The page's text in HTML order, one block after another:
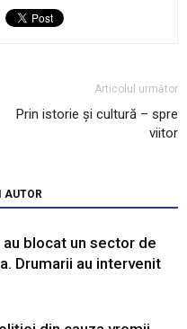
Articolul următor
Prin istorie și cultură – spre
viitor
AUTOR
blocat un sector de
Drumarii au intervenit